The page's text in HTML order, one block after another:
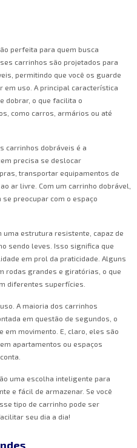
perfeita para quem busca
carrinhos são projetados para
permitindo que você os guarde
em uso. A principal característica
dobrar, o que facilita o
como carros, armários ou até
carrinhos dobráveis é a
precisa se deslocar
transportar equipamentos de
ar livre. Com um carrinho dobrável,
preocupar com o espaço
estrutura resistente, capaz de
sendo leves. Isso significa que
em prol da praticidade. Alguns
rodas grandes e giratórias, o que
diferentes superfícies.
A maioria dos carrinhos
em questão de segundos, o
em movimento. E, claro, eles são
apartamentos ou espaços
uma escolha inteligente para
e fácil de armazenar. Se você
tipo de carrinho pode ser
seu dia a dia!